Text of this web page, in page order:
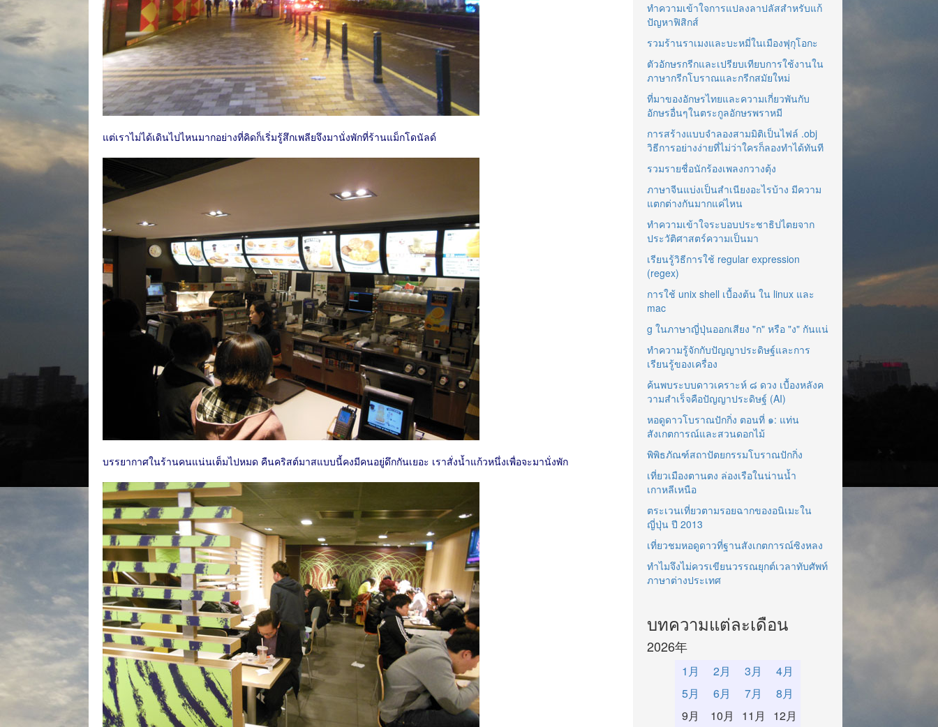
แต่เราไม่ได้เดินไปไหนมากอย่างที่คิดก็เริ่มรู้สึกเพลียจึงมานั่งพักที่ร้านแม็กโดนัลด์
บรรยากาศในร้านคนแน่นเต็มไปหมด คืนคริสต์มาสแบบนี้คงมีคนอยู่ดึกกันเยอะ เราสั่งน้ำแก้วหนึ่งเพื่อจะมานั่งพัก
ทำความเข้าใจการแปลงลาปลัสสำหรับแก้
ปัญหาฟิสิกส์
รวมร้านราเมงและบะหมี่ในเมืองฟุกุโอกะ
ตัวอักษรกรีกและเปรียบเทียบการใช้งานใน
ภาษากรีกโบราณและกรีกสมัยใหม่
ที่มาของอักษรไทยและความเกี่ยวพันกับ
อักษรอื่นๆในตระกูลอักษรพราหมี
การสร้างแบบจำลองสามมิติเป็นไฟล์ .obj
วิธีการอย่างง่ายที่ไม่ว่าใครก็ลองทำได้ทันที
รวมรายชื่อนักร้องเพลงกวางตุ้ง
ภาษาจีนแบ่งเป็นสำเนียงอะไรบ้าง มีความ
แตกต่างกันมากแค่ไหน
ทำความเข้าใจระบอบประชาธิปไตยจาก
ประวัติศาสตร์ความเป็นมา
เรียนรู้วิธีการใช้ regular expression
(regex)
การใช้ unix shell เบื้องต้น ใน linux และ
mac
g ในภาษาญี่ปุ่นออกเสียง "ก" หรือ "ง" กันแน่
ทำความรู้จักกับปัญญาประดิษฐ์และการ
เรียนรู้ของเครื่อง
ค้นพบระบบดาวเคราะห์ ๘ ดวง เบื้องหลังค
วามสำเร็จคือปัญญาประดิษฐ์ (AI)
หอดูดาวโบราณปักกิ่ง ตอนที่ ๑: แท่น
สังเกตการณ์และสวนดอกไม้
พิพิธภัณฑ์สถาปัตยกรรมโบราณปักกิ่ง
เที่ยวเมืองตานตง ล่องเรือในน่านน้ำ
เกาหลีเหนือ
ตระเวนเที่ยวตามรอยฉากของอนิเมะใน
ญี่ปุ่น ปี 2013
เที่ยวชมหอดูดาวที่ฐานสังเกตการณ์ซิงหลง
ทำไมจึงไม่ควรเขียนวรรณยุกต์เวลาทับศัพท์
ภาษาต่างประเทศ
บทความแต่ละเดือน
2026年
1月 2月 3月
4月
5月
6月 7月
8月
9月
10月 11月 12月